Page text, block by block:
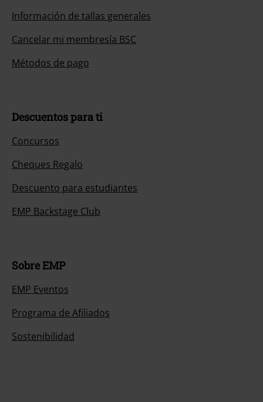
Información de tallas generales
Cancelar mi membresía BSC
Métodos de pago
Descuentos para ti
Concursos
Cheques Regalo
Descuento para estudiantes
EMP Backstage Club
Sobre EMP
EMP Eventos
Programa de Afiliados
Sostenibilidad